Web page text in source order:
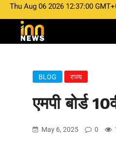
Thu Aug 06 2026 12:37:00
BLOG राज्य
एमपी बोर्ड
May 6, 2025 0